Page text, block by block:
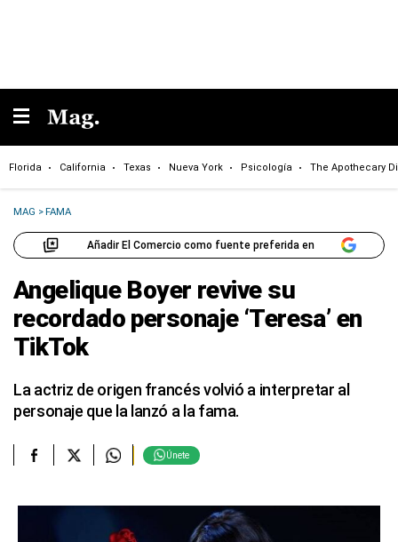
Florida California Texas Nueva York Psicología The Apothecary
MAG >FAMA
Añadir El Comercio como fuente preferida en
Angelique Boyer revive su
recordado personaje ‘Teresa’ en
TikTok
La actriz de origen francés volvió a interpretar al
personaje que la lanzó a la fama.
Únete